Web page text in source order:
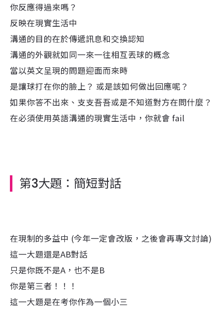
你反應得過來嗎？
反映在現實生活中
溝通的目的在於傳遞訊息和交換認知
溝通的外觀就如同一來一往相互丟球的概念
當以英文呈現的問題迎面而來時
是讓球打在你的臉上？ 或是該如何做出回應呢？
如果你答不出來、支支吾吾或是不知道對方在問什麼？
在必須使用英語溝通的現實生活中，你就會 fail
第3大題：簡短對話
在現制的多益中 (今年一定會改版，之後會再專文討論)
這一大題還是AB對話
只是你既不是A，也不是B
你是第三者！！！
這一大題是在考你作為一個小三